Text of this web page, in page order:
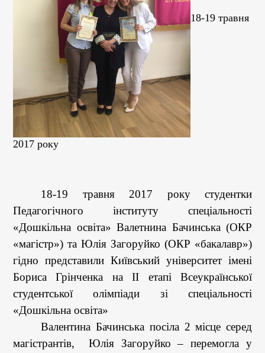
18-19 травня
2017 року
18-19 травня 2017 року студентки
Педагогічного інституту спеціальності
«Дошкільна освіта» Валетнина Бачинська (ОКР
«магістр») та Юлія Загоруйко (ОКР «бакалавр»)
гідно представили Київський університет імені
Бориса Грінченка на ІІ етапі Всеукраїнської
студентської олімпіади зі спеціальності
«Дошкільна освіта»
Валентина Бачинська посіла 2 місце серед
магістрантів,
Юлія Загоруйко – перемогла у